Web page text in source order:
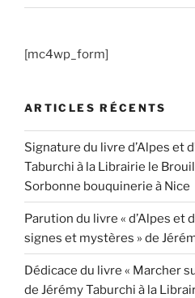
[mc4wp_form]
ARTICLES RÉCENTS
Signature du livre d’Alpes et
Taburchi à la Librairie le
Sorbonne bouquinerie à Nice
Parution du livre « d’Alpes et
signes et mystères » de
Dédicace du livre « Marcher
de Jérémy Taburchi à la